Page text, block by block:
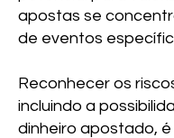
apostas se
de eventos
Reconhecer os
incluindo a
dinheiro apostado,